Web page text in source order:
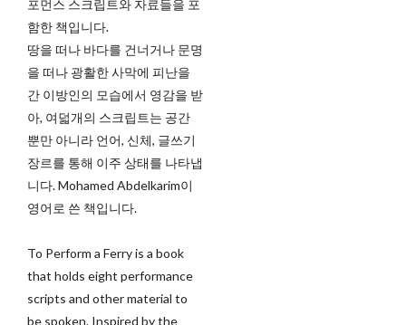
포먼스 스크립트와 자료들을 포
함한 책입니다.
땅을 떠나 바다를 건너거나 문명
을 떠나 광활한 사막에 피난을
간 이방인의 모습에서 영감을 받
아, 여덟개의 스크립트는 공간
뿐만 아니라 언어, 신체, 글쓰기
장르를 통해 이주 상태를 나타냅
니다. Mohamed Abdelkarim이
영어로 쓴 책입니다.
To Perform a Ferry is a book
that holds eight performance
scripts and other material to
be spoken. Inspired by the